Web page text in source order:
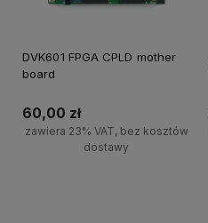
DVK601 FPGA CPLD mother
board
60,00 zł
zawiera 23% VAT, bez kosztów
dostawy